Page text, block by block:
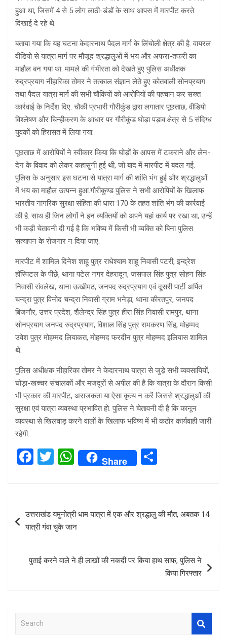
हुआ था, जिसमें 4 से 5 लोग लाठी-डंडों के साथ आपस में मारपीट करते
दिखाई दे रहे थे.
बताया गया कि यह घटना केदारनाथ पैदल मार्ग के लिंचोली क्षेत्र की है. वायरल
वीडियो से यात्रा मार्ग पर मौजूद श्रद्धालुओं में भय और अफरा-तफरी का
माहौल बन गया था. मामले की गंभीरता को देखते हुए पुलिस अधीक्षक
रुद्रप्रयाग नीहारिका तोमर ने तत्काल संज्ञान लेते हुए कोतवाली सोनप्रयाग
तथा पैदल यात्रा मार्ग की सभी चौकियों को आरोपियों की पहचान कर सख्त
कार्रवाई के निर्देश दिए. चौकी प्रभारी गौरीकुंड द्वारा लगातार पूछताछ, वीडियो
विश्लेषण और चिन्हीकरण के आधार पर गौरीकुंड घोड़ा पड़ाव क्षेत्र से 5 संदिग्ध
युवकों को हिरासत में लिया गया.
पूछताछ में आरोपियों ने स्वीकार किया कि घोड़ों के आपस में टकराने और लेन-
देन के विवाद को लेकर कहासुनी हुई थी, जो बाद में मारपीट में बदल गई.
पुलिस के अनुसार इस घटना से यात्रा मार्ग की शांति भंग हुई और श्रद्धालुओं
में भय का माहौल उत्पन्न हुआ.गौरीकुण्ड पुलिस ने सभी आरोपियों के खिलाफ
भारतीय नागरिक सुरक्षा संहिता की धारा 170 के तहत शांति भंग की कार्रवाई
की है. साथ ही जिन लोगों ने इन व्यक्तियों को अपने यहां कार्य पर रखा था, उन्हें
भी कड़ी चेतावनी दी गई है कि भविष्य में किसी भी व्यक्ति को बिना पुलिस
सत्यापन के रोजगार न दिया जाए.
मारपीट में शामिल दिनेश शाहू पुत्र राधेश्याम शाहू निवासी पटरी, इन्द्रेश
हॉस्पिटल के पीछे, थाना पटेल नगर देहरादून, जसपाल सिंह पुत्र सोहन सिंह
निवासी रांवलेख, थाना ऊखीमठ, जनपद रुद्रप्रयाग एवं दूसरी पार्टी अर्पित
चन्द्रा पुत्र विनोद चन्द्रा निवासी ग्राम भनेड़ा, थाना कीरतपुर, जनपद
बिजनौर, उत्तर प्रदेश, शैलेन्द्र सिंह पुत्र हीरा सिंह निवासी रामपुर, थाना
सोनप्रयाग जनपद रुद्रप्रयाग, विशाल सिंह पुत्र रामकरण सिंह, मोहम्मद
उवेश पुत्र मोहम्मद लियाकत, मोहम्मद फरदीन पुत्र मोहम्मद इलियास शामिल
थे.
पुलिस अधीक्षक नीहारिका तोमर ने केदारनाथ यात्रा से जुड़े सभी व्यवसायियों,
घोड़ा-खच्चर संचालकों और मजदूरों से अपील की है कि यात्रा के दौरान किसी
भी प्रकार की मारपीट, अराजकता या ऐसा कृत्य न करें जिससे श्रद्धालुओं की
सुरक्षा एवं यात्रा व्यवस्था प्रभावित हो. पुलिस ने चेतावनी दी है कि कानून
व्यवस्था से खिलवाड़ करने वालों के खिलाफ भविष्य में भी कठोर कार्यवाही जारी
रहेगी.
F
ce
o
o
k
T
tt
er
W
at
s
A
p
Share
ar
e
navigation
उत्तराखंड यमुनोत्री धाम यात्रा में एक और श्रद्धालु की मौत, अबतक 14
यात्री गंवा चुके जान
पुताई करने वाले ने ही लाखों की नकदी पर किया हाथ साफ, पुलिस ने
किया गिरफ्तार